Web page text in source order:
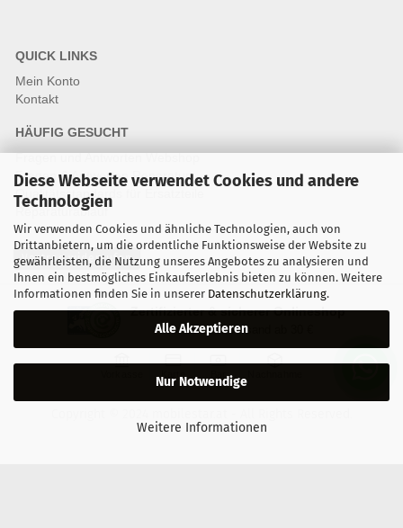
Diese Webseite verwendet Cookies und andere
Technologien
Wir verwenden Cookies und ähnliche Technologien, auch von
Drittanbietern, um die ordentliche Funktionsweise der Website zu
gewährleisten, die Nutzung unseres Angebotes zu analysieren und
Ihnen ein bestmögliches Einkaufserlebnis bieten zu können. Weitere
Informationen finden Sie in unserer Datenschutzerklärung.
Alle Akzeptieren
Nur Notwendige
Weitere Informationen
QUICK LINKS
Mein Konto
Kontakt
HÄUFIG GESUCHT
Fragen und Antworten Webshop
Fragen & Antworten Reparatur
Qualitätsstandards für Ersatzteile
Reparaturablauf
Vertrag widerrufen
Zertifizierter & sicherer Onlineshop
Kostenloser Versand ab 30 €